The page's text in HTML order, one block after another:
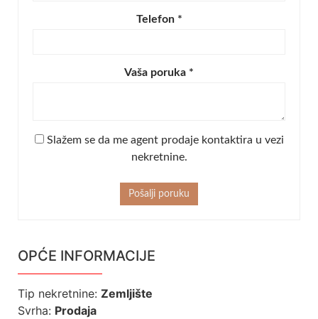
Telefon *
Vaša poruka *
Slažem se da me agent prodaje kontaktira u vezi
nekretnine.
Pošalji poruku
OPĆE INFORMACIJE
Tip nekretnine: Zemljište
Svrha: Prodaja